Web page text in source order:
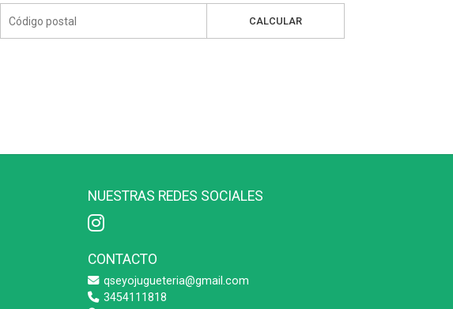
CALCULAR
NUESTRAS REDES SOCIALES
CONTACTO
qseyojugueteria@gmail.com
3454111818